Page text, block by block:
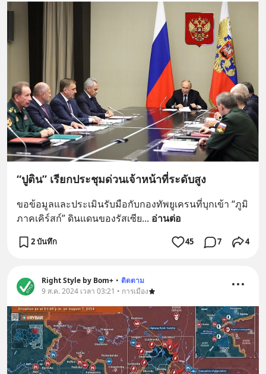
“ปูติน” เรียกประชุมด่วนเจ้าหน้าที่ระดับสูง
ขอข้อมูลและประเมินรับมือกับกองทัพยูเครนที่บุกเข้า “ภูมิ
ภาคเคิร์สก์” ดินแดนของรัสเซีย... อ่านต่อ
2 บันทึก 45 7 4
Right Style by Bom+ • ติดตาม
9 ส.ค. 2024 เวลา 03:21 • การเมือง